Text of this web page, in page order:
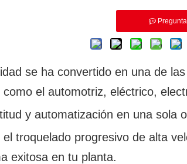
se ha convertido en una de
el automotriz, eléctrico,
y automatización en una sola
troquelado progresivo de alta
exitosa en tu planta.